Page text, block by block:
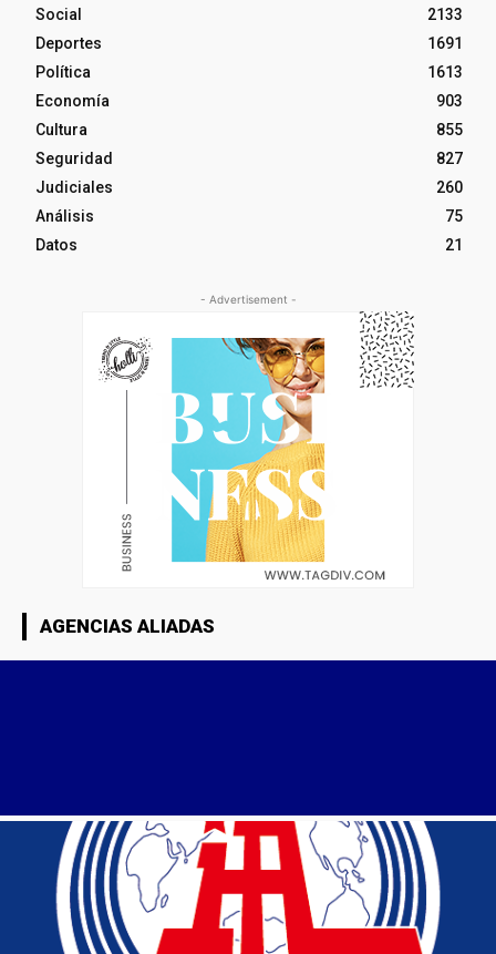
Social
2133
Deportes
1691
Política
1613
Economía
903
Cultura
855
Seguridad
827
Judiciales
260
Análisis
75
Datos
21
- Advertisement -
AGENCIAS ALIADAS